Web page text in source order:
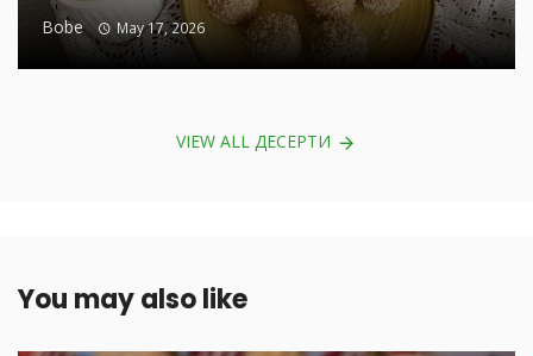
Bobe May 17, 2026
VIEW ALL ДЕСЕРТИ
You may also like